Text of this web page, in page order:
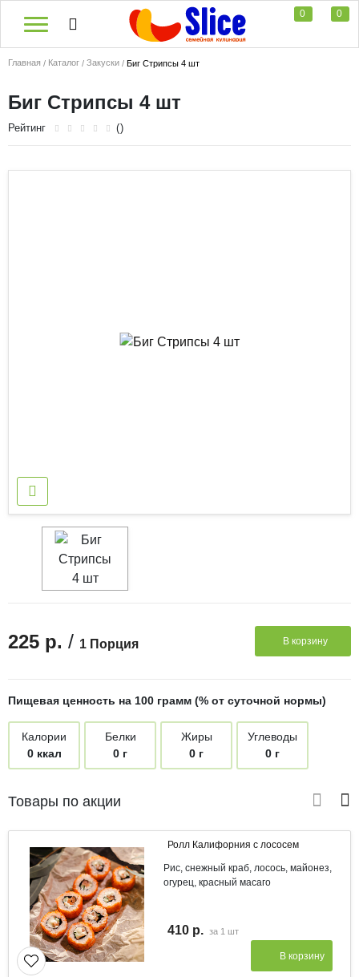
0 0
Главная Каталог Закуски Биг Стрипсы 4 шт
Биг Стрипсы 4 шт
Рейтинг ()
225 р. / 1 Порция В корзину
Пищевая ценность на 100 грамм (% от суточной нормы)
Калории
0 ккал
Белки
0 г
Жиры
0 г
Углеводы
0 г
Товары по акции
Ролл Калифорния с лососем
Рис, снежный краб, лосось, майонез,
огурец, красный масаго
410 р. за 1 шт
В корзину